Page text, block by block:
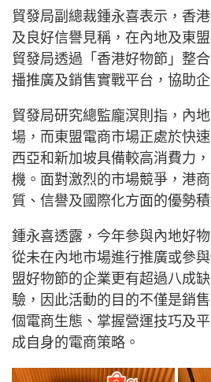
貿發局副總裁鍾永喜表示，香
及良好信譽見稱，在內地及東
貿發局透過「香港好物節」整
播推廣及銷售實戰平台，協助
貿發局研究總監龐溟則指，內
場，而東盟電商市場正處於快
西亞和新加坡具備較高消費力
機。面對激烈的市場競爭，港
質、信譽及國際化方面的優勢
鍾永喜透露，今年參與內地好
從未在內地市場進行推廣或參
盟好物節的企業更有超過八成
驗，因此活動的目的不僅是銷
個電商生態、掌握營運技巧及
成自身的電商策略。